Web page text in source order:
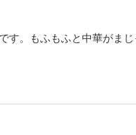
す。もふもふと中華がま